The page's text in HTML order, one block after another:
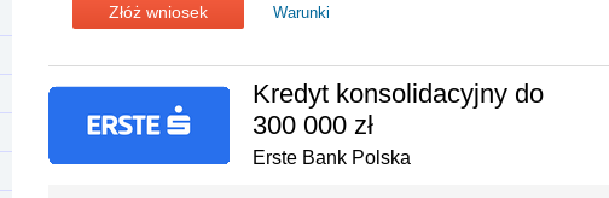
Złóż wniosek Warunki
Kredyt konsolidacyjny do
300 000 zł
Erste Bank Polska